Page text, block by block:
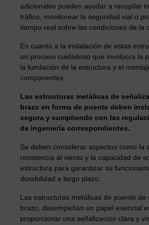
adicionales pueden ayudar a recopilar
tráfico, monitorear la seguridad vial o
tiempo real sobre las condiciones de la
En cuanto a la instalación de estas
un proceso cuidadoso que involucra la
la fundación de la estructura y el
componentes.
Las estructuras metálicas de
brazo en forma de puente deben
segura y cumpliendo con las
de ingeniería correspondientes.
Se deben considerar aspectos como la
resistencia al viento y la capacidad de
estructura para garantizar su
durabilidad a largo plazo.
Las estructuras metálicas de puente de
brazo, desempeñan un papel esencial
proporcionar una señalización clara y